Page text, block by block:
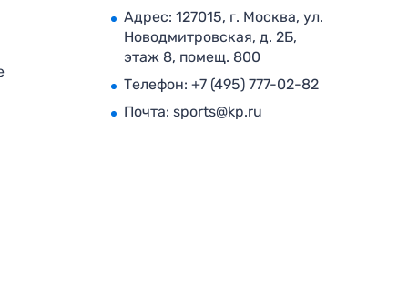
Адрес: 127015, г. Москва, ул.
Новодмитровская, д. 2Б,
этаж 8, помещ. 800
Телефон: +7 (495) 777-02-82
Почта: sports@kp.ru